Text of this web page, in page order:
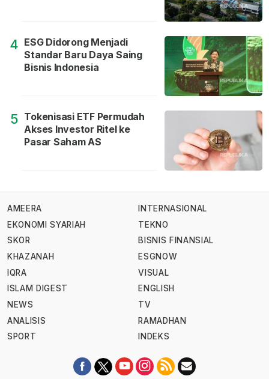
4 ESG Didorong Menjadi
Standar Baru Daya Saing
Bisnis Indonesia
5 Tokenisasi ETF Permudah
Akses Investor Ritel ke
Pasar Saham AS
AMEERA
EKONOMI SYARIAH
SKOR
KHAZANAH
IQRA
ISLAM DIGEST
NEWS
ANALISIS
SPORT
INTERNASIONAL
TEKNO
BISNIS FINANSIAL
ESGNOW
VISUAL
ENGLISH
TV
RAMADHAN
INDEKS